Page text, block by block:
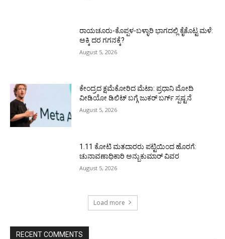
ರಾಯಚೂರು-ಕೊಪ್ಪಳ-ಬಳ್ಳಾರಿ ಭಾಗದಲ್ಲಿ ಕೈಕೊಟ್ಟ ಮಳೆ:
ಅಕ್ಕಿ ದರ ಗಗನಕ್ಕೆ?
August 5, 2026
ಕೇಂದ್ರದ ಕ್ಷಮೆಕೋರಿದ ಮೆಟಾ: ಪ್ರಧಾನಿ ಮೋದಿ
ವೀಡಿಯೋ ಡಿಲಿಟ್ ಬಗ್ಗೆ ಜುಕರ್ ಬರ್ಗ್ ಸ್ಪಷ್ಟನೆ
August 5, 2026
1.11 ಕೋಟಿ ಮತದಾರರು ಪಟ್ಟಿಯಿಂದ ಹೊರಗೆ:
ಚುನಾವಣಾಧಿಕಾರಿ ಅನ್ಬುಕುಮಾರ್ ವಿವರ
August 5, 2026
Load more
RECENT COMMENTS